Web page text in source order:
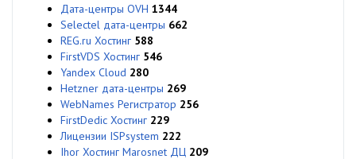
Дата-центры OVH 1344
Selectel дата-центры 662
REG.ru Хостинг 588
FirstVDS Хостинг 546
Yandex Cloud 280
Hetzner дата-центры 269
WebNames Регистратор 256
FirstDedic Хостинг 229
Лицензии ISPsystem 222
Ihor Хостинг Marosnet ДЦ 209